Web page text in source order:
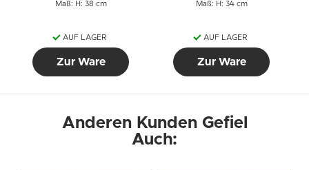
Maß: H: 38 cm
AUF LAGER
Zur Ware
Maß: H: 34 cm
AUF LAGER
Zur Ware
Anderen Kunden Gefiel
Auch: